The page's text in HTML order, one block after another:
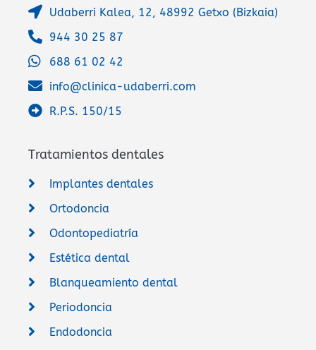
Udaberri Kalea, 12, 48992 Getxo (Bizkaia)
944 30 25 87
688 61 02 42
info@clinica-udaberri.com
R.P.S. 150/15
Tratamientos dentales
Implantes dentales
Ortodoncia
Odontopediatría
Estética dental
Blanqueamiento dental
Periodoncia
Endodoncia